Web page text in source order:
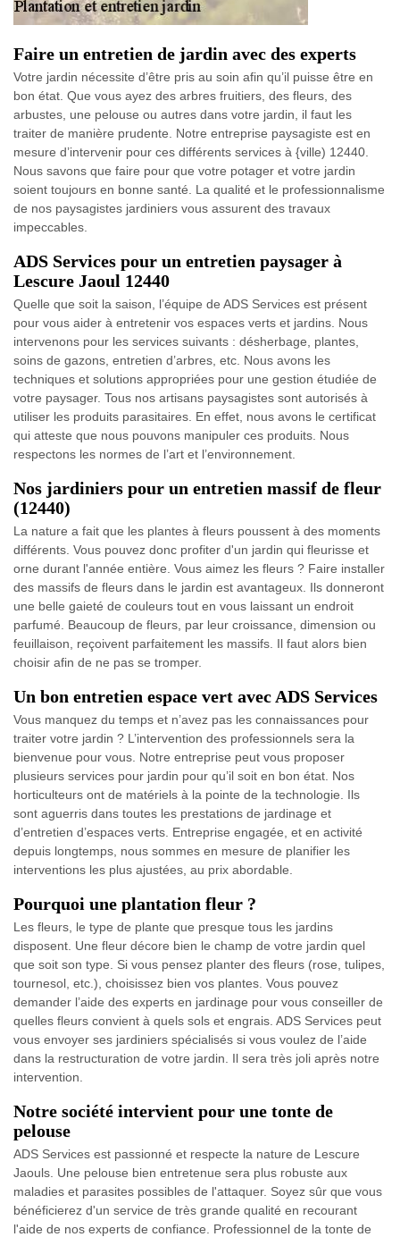
Faire un entretien de jardin avec des experts
Votre jardin nécessite d’être pris au soin afin qu’il puisse être en
bon état. Que vous ayez des arbres fruitiers, des fleurs, des
arbustes, une pelouse ou autres dans votre jardin, il faut les
traiter de manière prudente. Notre entreprise paysagiste est en
mesure d’intervenir pour ces différents services à {ville) 12440.
Nous savons que faire pour que votre potager et votre jardin
soient toujours en bonne santé. La qualité et le professionnalisme
de nos paysagistes jardiniers vous assurent des travaux
impeccables.
ADS Services pour un entretien paysager à
Lescure Jaoul 12440
Quelle que soit la saison, l’équipe de ADS Services est présent
pour vous aider à entretenir vos espaces verts et jardins. Nous
intervenons pour les services suivants : désherbage, plantes,
soins de gazons, entretien d’arbres, etc. Nous avons les
techniques et solutions appropriées pour une gestion étudiée de
votre paysager. Tous nos artisans paysagistes sont autorisés à
utiliser les produits parasitaires. En effet, nous avons le certificat
qui atteste que nous pouvons manipuler ces produits. Nous
respectons les normes de l’art et l’environnement.
Nos jardiniers pour un entretien massif de fleur
(12440)
La nature a fait que les plantes à fleurs poussent à des moments
différents. Vous pouvez donc profiter d'un jardin qui fleurisse et
orne durant l'année entière. Vous aimez les fleurs ? Faire installer
des massifs de fleurs dans le jardin est avantageux. Ils donneront
une belle gaieté de couleurs tout en vous laissant un endroit
parfumé. Beaucoup de fleurs, par leur croissance, dimension ou
feuillaison, reçoivent parfaitement les massifs. Il faut alors bien
choisir afin de ne pas se tromper.
Un bon entretien espace vert avec ADS Services
Vous manquez du temps et n’avez pas les connaissances pour
traiter votre jardin ? L’intervention des professionnels sera la
bienvenue pour vous. Notre entreprise peut vous proposer
plusieurs services pour jardin pour qu’il soit en bon état. Nos
horticulteurs ont de matériels à la pointe de la technologie. Ils
sont aguerris dans toutes les prestations de jardinage et
d’entretien d’espaces verts. Entreprise engagée, et en activité
depuis longtemps, nous sommes en mesure de planifier les
interventions les plus ajustées, au prix abordable.
Pourquoi une plantation fleur ?
Les fleurs, le type de plante que presque tous les jardins
disposent. Une fleur décore bien le champ de votre jardin quel
que soit son type. Si vous pensez planter des fleurs (rose, tulipes,
tournesol, etc.), choisissez bien vos plantes. Vous pouvez
demander l’aide des experts en jardinage pour vous conseiller de
quelles fleurs convient à quels sols et engrais. ADS Services peut
vous envoyer ses jardiniers spécialisés si vous voulez de l’aide
dans la restructuration de votre jardin. Il sera très joli après notre
intervention.
Notre société intervient pour une tonte de
pelouse
ADS Services est passionné et respecte la nature de Lescure
Jaouls. Une pelouse bien entretenue sera plus robuste aux
maladies et parasites possibles de l'attaquer. Soyez sûr que vous
bénéficierez d'un service de très grande qualité en recourant
l'aide de nos experts de confiance. Professionnel de la tonte de